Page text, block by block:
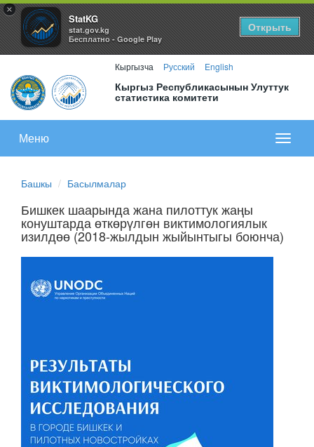
×
StatKG
stat.gov.kg
Бесплатно - Google Play
Открыть
Кыргызча Русский English
Кыргыз Республикасынын Улуттук
статистика комитети
меню
Меню
Башкы Басылмалар
Бишкек шаарында жана пилоттук жаңы
конуштарда өткөрүлгөн виктимологиялык
изилдөө (2018-жылдын жыйынтыгы боюнча)